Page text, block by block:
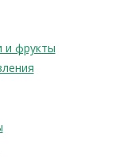
и фрукты